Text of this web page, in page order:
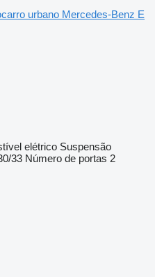
urbano Mercedes-Benz E
elétrico Suspensão
33 Número de portas 2